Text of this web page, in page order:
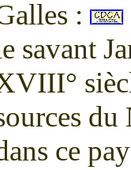
:
savant
ce